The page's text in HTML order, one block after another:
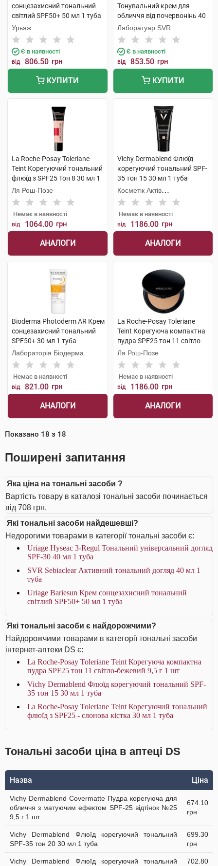
сонцезахисний тональний
світлий SPF50+ 50 мл 1 туба
Урьяж
Є в наявності
від 806.50 грн
КУПИТИ
Тонувальний крем для
обличчя від почервонінь 40
мл 1 флакон
Ляборатуар SVR
Є в наявності
від 853.50 грн
КУПИТИ
La Roche-Posay Toleriane
Teint Корегуючий тональний
флюїд з SPF25 Тон 8 30 мл 1
туба
Ля Рош-Позе
Немає в наявності
від 1064.00 грн
АНАЛОГИ
Vichy Dermablend Флюїд
корегуючий тональний SPF-
35 тон 15 30 мл 1 туба
Косметік Актів
Інтернаціональ
Немає в наявності
від 1186.00 грн
АНАЛОГИ
Bioderma Photoderm AR Крем
сонцезахисний тональний
SPF50+ 30 мл 1 туба
Лабораторія Біодерма
Немає в наявності
від 821.00 грн
АНАЛОГИ
La Roche-Posay Toleriane
Teint Корегуюча компактна
пудра SPF25 тон 11 світло-
бежевий 9,5 г 1 шт
Ля Рош-Позе
Немає в наявності
від 1186.00 грн
АНАЛОГИ
Показано 18 з 18
Поширені запитання
Яка ціна на тональні засоби ?
Вартість товару в каталозі тональні засоби починається
від 708 грн.
Які тональні засоби найдешевші?
Недорогими товарами в категорії тональні засоби є:
Uriage Hyseac 3-Regul Тональний універсальний догляд
SPF-30 40 мл 1 туба
SVR Sebiaclear Активний тональний догляд 40 мл 1
туба
Uriage Bariesun Крем сонцезахисний тональний
світлий SPF50+ 50 мл 1 туба
Які тональні засоби є найдорожчими?
Найдорожчими товарами в категорії тональні засоби
інтернет-аптеки DS є:
La Roche-Posay Toleriane Teint Корегуюча компактна
пудра SPF25 тон 11 світло-бежевий 9,5 г 1 шт
Vichy Dermablend Флюїд корегуючий тональний SPF-
35 тон 15 30 мл 1 туба
La Roche-Posay Toleriane Teint Корегуючий тональний
флюїд з SPF25 - слонова кістка 30 мл 1 туба
Тональні засоби ціна в аптеці DS
Назва Ціна
Vichy Dermablend Covermatte Пудра корегуюча для
обличчя з матуючим ефектом SPF-25 відтінок №25
9,5 г 1 шт
674.10
грн
Vichy Dermablend Флюїд корегуючий тональний
SPF-35 тон 20 30 мл 1 туба
699.30
грн
Vichy Dermablend Флюїд корегуючий тональний
702.80